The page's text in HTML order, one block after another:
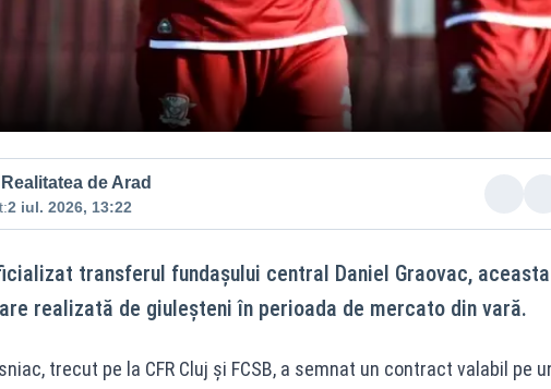
Realitatea de Arad
2 iul. 2026, 13:22
transferul fundașului central Daniel Graovac,
realizată de giuleșteni în perioada de mercato din vară.
trecut pe la CFR Cluj și FCSB, a semnat un contract valabil pe